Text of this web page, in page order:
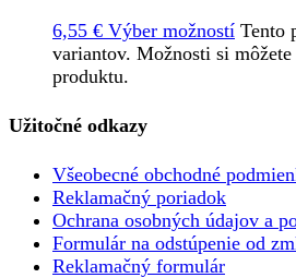
6,55 € Výber možností Tento
variantov. Možnosti si
produktu.
Užitočné odkazy
Všeobecné obchodné
Reklamačný poriadok
Ochrana osobných údajov a
Formulár na odstúpenie od
Reklamačný formulár